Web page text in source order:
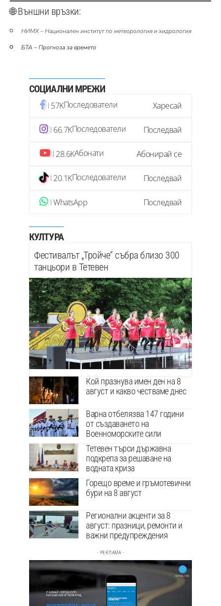
🌐 Външни връзки:
НИМХ – Национален институт по метеорология и хидрология
БТА – Прогноза за времето
СОЦИАЛНИ МРЕЖИ
57KПоследователи Харесай
66.7KПоследователи Последвай
28.6KАбонати Абонирай се
20.1KПоследователи Последвай
WhatsApp Последвай
КУЛТУРА
Фестивалът „Тройче“ събра близо 300
танцьори в Тетевен
Кой празнува имен ден на 8
август и какво честваме днес
Варна отбелязва 147 години
от създаването на
Военноморските сили
Тетевен търси държавна
подкрепа за решаване на
водната криза
Горещо време и гръмотевични
бури на 8 август
Регионални акценти за 8
август: празници, ремонти и
важни предупреждения
- РЕКЛАМА -